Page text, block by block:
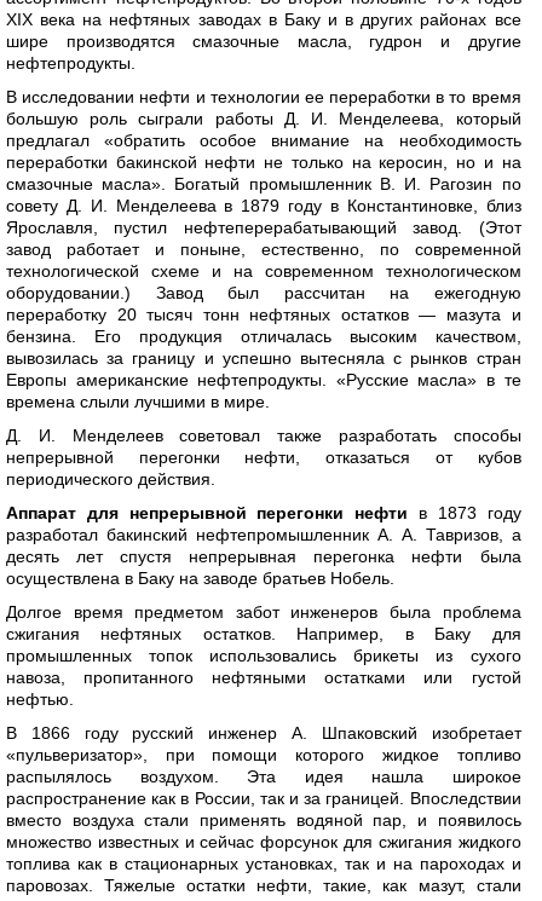
XIX века на нефтяных заводах в Баку и в других районах все
шире производятся смазочные масла, гудрон и другие
нефтепродукты.
В исследовании нефти и технологии ее переработки в то время
большую роль сыграли работы Д. И. Менделеева, который
предлагал «обратить особое внимание на необходимость
переработки бакинской нефти не только на керосин, но и на
смазочные масла». Богатый промышленник В. И. Рагозин по
совету Д. И. Менделеева в 1879 году в Константиновке, близ
Ярославля, пустил нефтеперерабатывающий завод. (Этот
завод работает и поныне, естественно, по современной
технологической схеме и на современном технологическом
оборудовании.) Завод был рассчитан на ежегодную
переработку 20 тысяч тонн нефтяных остатков — мазута и
бензина. Его продукция отличалась высоким качеством,
вывозилась за границу и успешно вытесняла с рынков стран
Европы американские нефтепродукты. «Русские масла» в те
времена слыли лучшими в мире.
Д. И. Менделеев советовал также разработать способы
непрерывной перегонки нефти, отказаться от кубов
периодического действия.
Аппарат для непрерывной перегонки нефти в 1873 году
разработал бакинский нефтепромышленник А. А. Тавризов, а
десять лет спустя непрерывная перегонка нефти была
осуществлена в Баку на заводе братьев Нобель.
Долгое время предметом забот инженеров была проблема
сжигания нефтяных остатков. Например, в Баку для
промышленных топок использовались брикеты из сухого
навоза, пропитанного нефтяными остатками или густой
нефтью.
В 1866 году русский инженер А. Шпаковский изобретает
«пульверизатор», при помощи которого жидкое топливо
распылялось воздухом. Эта идея нашла широкое
распространение как в России, так и за границей. Впоследствии
вместо воздуха стали применять водяной пар, и появилось
множество известных и сейчас форсунок для сжигания жидкого
топлива как в стационарных установках, так и на пароходах и
паровозах. Тяжелые остатки нефти, такие, как мазут, стали